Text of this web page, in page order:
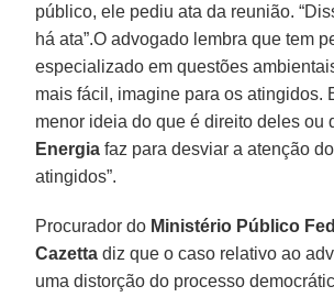
público, ele pediu ata da reunião.
há ata”.O advogado lembra que tem
especializado em questões
mais fácil, imagine para os atingidos.
menor ideia do que é direito deles ou
Energia faz para desviar a atenção
atingidos”.
Procurador do Ministério Público
Cazetta diz que o caso relativo ao
uma distorção do processo